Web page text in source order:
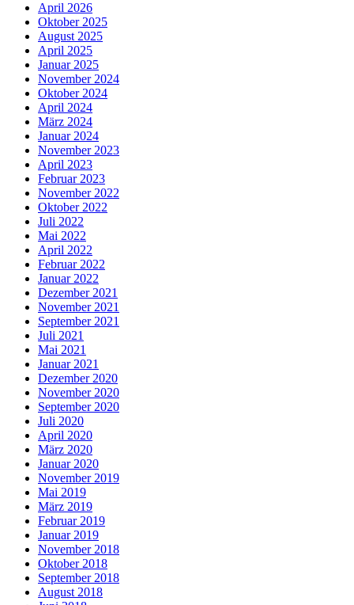
April 2026
Oktober 2025
August 2025
April 2025
Januar 2025
November 2024
Oktober 2024
April 2024
März 2024
Januar 2024
November 2023
April 2023
Februar 2023
November 2022
Oktober 2022
Juli 2022
Mai 2022
April 2022
Februar 2022
Januar 2022
Dezember 2021
November 2021
September 2021
Juli 2021
Mai 2021
Januar 2021
Dezember 2020
November 2020
September 2020
Juli 2020
April 2020
März 2020
Januar 2020
November 2019
Mai 2019
März 2019
Februar 2019
Januar 2019
November 2018
Oktober 2018
September 2018
August 2018